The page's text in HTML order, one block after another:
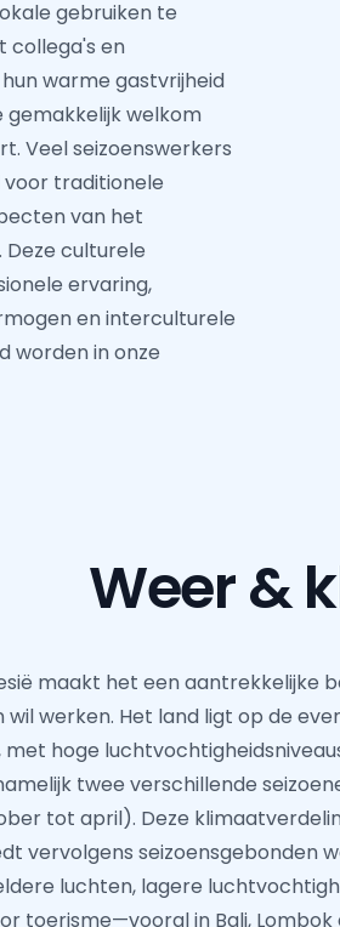
gebruiken te
collega's en
warme gastvrijheid
welkom
Veel seizoenswerkers
traditionele
van het
Deze culturele
ervaring,
en interculturele
worden in onze
Weer &
maakt het een aantrekkelijke
wil werken. Het land ligt op de
hoge
twee verschillende
tot april). Deze
vervolgens seizoensgebonden
luchten, lagere
toerisme—vooral in Bali,